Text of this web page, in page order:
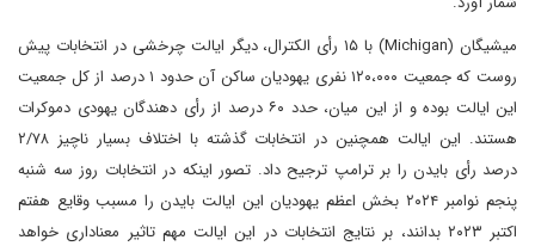
میشیگان (Michigan) با ۱۵ رأی الکترال، دیگر ایالت چرخشی در انتخابات پیش
روست که جمعیت ۱۲۰،۰۰۰ نفری یهودیان ساکن آن حدود ۱ درصد از کل جمعیت
این ایالت بوده و از این میان، حدد ۶۰ درصد از رأی دهندگان یهودی دموکرات
هستند. این ایالت همچنین در انتخابات گذشته با اختلاف بسیار ناچیز ۲/۷۸
درصد رأی بایدن را بر ترامپ ترجیح داد. تصور اینکه در انتخابات روز سه شنبه
پنجم نوامبر ۲۰۲۴ بخش اعظم یهودیان این ایالت بایدن را مسبب وقایع هفتم
اکتبر ۲۰۲۳ بدانند، بر نتایج انتخابات در این ایالت مهم تاثیر معناداری خواهد